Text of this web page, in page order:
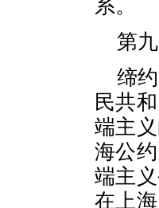
系。
第
缔
民共
端主
海公
端主
在上